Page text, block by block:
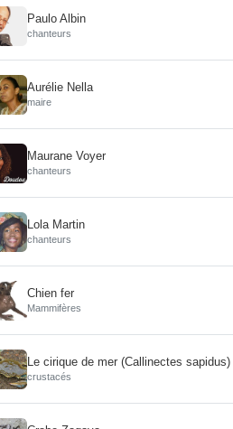
Paulo Albin
chanteurs
Aurélie Nella
maire
Maurane Voyer
chanteurs
Lola Martin
chanteurs
Chien fer
Mammifères
Le cirique de mer (Callinectes sapidus)
crustacés